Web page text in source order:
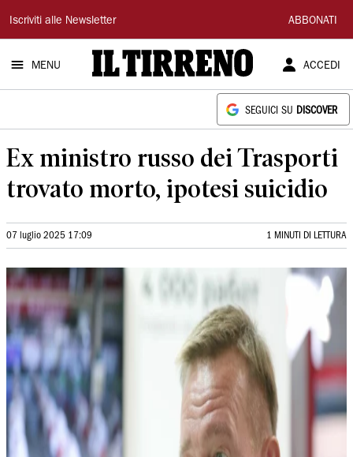
Il
Tirreno
Iscriviti alle Newsletter ABBONATI
MENU ACCEDI
SEGUICI SU DISCOVER
Ex ministro russo dei Trasporti
trovato morto, ipotesi suicidio
07 luglio 2025 17:09 1 MINUTI DI LETTURA